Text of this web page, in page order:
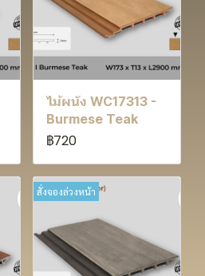
ไม้ผนัง WC17313 -
Burmese Teak
฿720
สั่งจองล่วงหน้า